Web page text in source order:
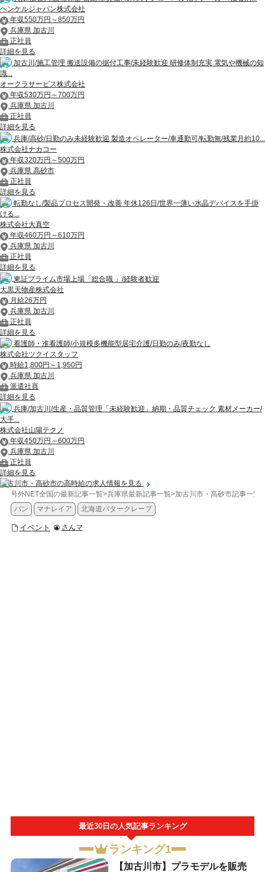
ヘンケルジャパン株式会社
年収550万円～850万円
兵庫県 加古川
正社員
詳細を見る
加古川/施工管理 搬送設備の据付工事/未経験歓迎 研修体制充実 電気や機械の知
識...
オークラサービス株式会社
年収530万円～700万円
兵庫県 加古川
正社員
詳細を見る
兵庫/高砂/日勤のみ未経験歓迎 製造オペレーター/車通勤可/転勤無/残業月約10...
株式会社ナカコー
年収320万円～500万円
兵庫県 高砂市
正社員
詳細を見る
転勤なし/製品プロセス開発・改善 年休126日/世界一薄い水晶デバイスを手掛
ける...
株式会社大真空
年収460万円～610万円
兵庫県 加古川
正社員
詳細を見る
東証プライム市場上場「総合職 」/経験者歓迎
大黒天物産株式会社
月給26万円
兵庫県 加古川
正社員
詳細を見る
看護師・准看護師/小規模多機能型居宅介護/日勤のみ/夜勤なし
株式会社ツクイスタッフ
時給1,800円～1,950円
兵庫県 加古川
派遣社員
詳細を見る
兵庫/加古川/生産・品質管理「未経験歓迎」納期・品質チェック 素材メーカー/
大手...
株式会社山陽テクノ
年収450万円～600万円
兵庫県 加古川
正社員
詳細を見る
加古川市・高砂市の高時給の求人情報を見る
号外NET全国の最新記事一覧>兵庫県最新記事一覧>加古川市・高砂市記事一覧
パン
マナレイア 北海道バタークレープ
イベント さんマ
最近30日の人気記事ランキング
ランキング1
【加古川市】プラモデルを販売